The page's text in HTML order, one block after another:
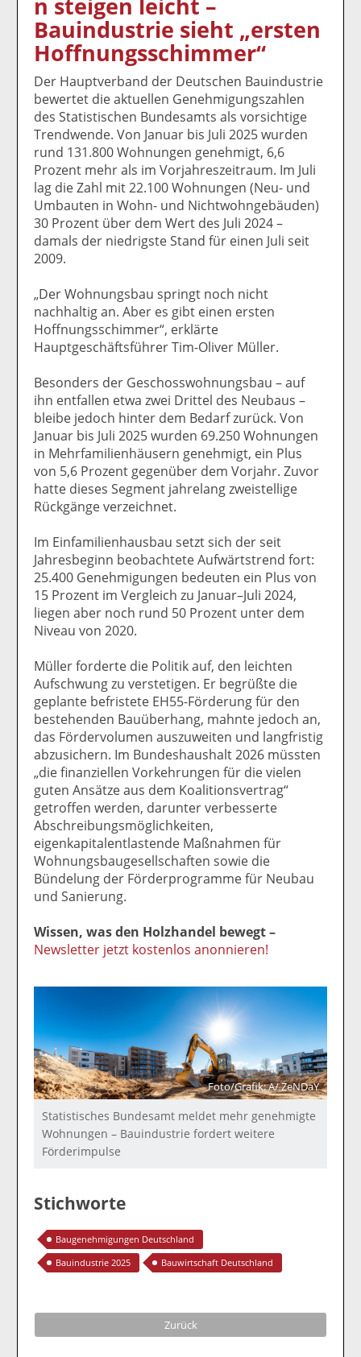
el
a
uf
F
ac
e
b
o
o
k
te
il
e
el
t
tt
er
n
el
a
Li
n
k
e
di
n
te
il
e
n
el
p
E
m
ai
l
er
se
n
e
el
D
ck
Bauindustrie sieht „ersten
Hoffnungsschimmer“
Der Hauptverband der Deutschen Bauindustrie
bewertet die aktuellen Genehmigungszahlen
des Statistischen Bundesamts als vorsichtige
Trendwende. Von Januar bis Juli 2025 wurden
rund 131.800 Wohnungen genehmigt, 6,6
Prozent mehr als im Vorjahreszeitraum. Im Juli
lag die Zahl mit 22.100 Wohnungen (Neu- und
Umbauten in Wohn- und Nichtwohngebäuden)
30 Prozent über dem Wert des Juli 2024 –
damals der niedrigste Stand für einen Juli seit
2009.
„Der Wohnungsbau springt noch nicht
nachhaltig an. Aber es gibt einen ersten
Hoffnungsschimmer“, erklärte
Hauptgeschäftsführer Tim-Oliver Müller.
Besonders der Geschosswohnungsbau – auf
ihn entfallen etwa zwei Drittel des Neubaus –
bleibe jedoch hinter dem Bedarf zurück. Von
Januar bis Juli 2025 wurden 69.250 Wohnungen
in Mehrfamilienhäusern genehmigt, ein Plus
von 5,6 Prozent gegenüber dem Vorjahr. Zuvor
hatte dieses Segment jahrelang zweistellige
Rückgänge verzeichnet.
Im Einfamilienhausbau setzt sich der seit
Jahresbeginn beobachtete Aufwärtstrend fort:
25.400 Genehmigungen bedeuten ein Plus von
15 Prozent im Vergleich zu Januar–Juli 2024,
liegen aber noch rund 50 Prozent unter dem
Niveau von 2020.
Müller forderte die Politik auf, den leichten
Aufschwung zu verstetigen. Er begrüßte die
geplante befristete EH55-Förderung für den
bestehenden Bauüberhang, mahnte jedoch an,
das Fördervolumen auszuweiten und langfristig
abzusichern. Im Bundeshaushalt 2026 müssten
„die finanziellen Vorkehrungen für die vielen
guten Ansätze aus dem Koalitionsvertrag“
getroffen werden, darunter verbesserte
Abschreibungsmöglichkeiten,
eigenkapitalentlastende Maßnahmen für
Wohnungsbaugesellschaften sowie die
Bündelung der Förderprogramme für Neubau
und Sanierung.
Wissen, was den Holzhandel bewegt –
Newsletter jetzt kostenlos anonnieren!
Foto/Grafik: A/ ZeNDaY
Statistisches Bundesamt meldet mehr genehmigte
Wohnungen – Bauindustrie fordert weitere
Förderimpulse
Stichworte
Baugenehmigungen Deutschland
Bauindustrie 2025
Bauwirtschaft Deutschland
Zurück